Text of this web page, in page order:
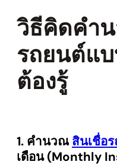
วิธีคิดคำ
รถยนต์แ
ต้องรู้
1. คํานวณสินเชื่อ
เดือน (Monthly